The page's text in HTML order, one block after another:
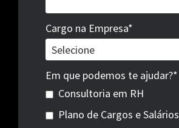
Cargo na Empresa*
Em que podemos te ajudar?*
Consultoria em RH
Plano de Cargos e Salários